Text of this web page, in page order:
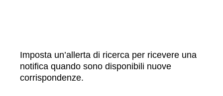
Imposta un’allerta di ricerca per ricevere una
notifica quando sono disponibili nuove
corrispondenze.